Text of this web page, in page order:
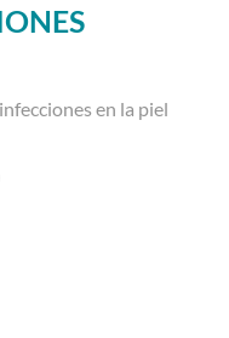
en la piel